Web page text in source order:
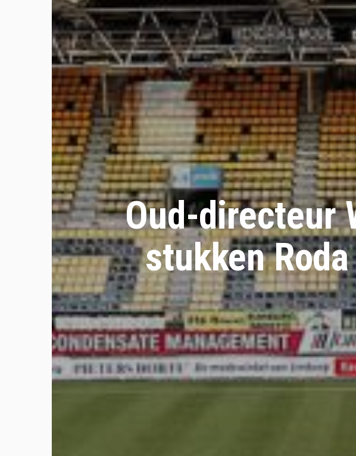
Oud-directeur
stukken